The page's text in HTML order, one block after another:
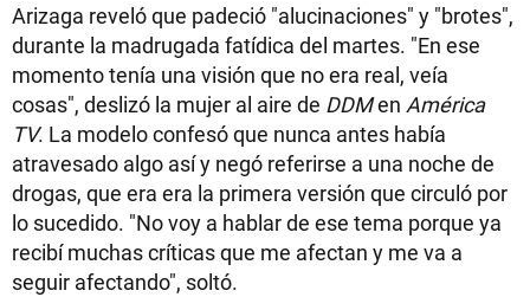
Arizaga reveló que padeció "alucinaciones" y "brotes",
durante la madrugada fatídica del martes. "En ese
momento tenía una visión que no era real, veía
cosas", deslizó la mujer al aire de DDMen América
TV. La modelo confesó que nunca antes había
atravesado algo así y negó referirse a una noche de
drogas, que era era la primera versión que circuló por
lo sucedido. "No voy a hablar de ese tema porque ya
recibí muchas críticas que me afectan y me va a
seguir afectando", soltó.